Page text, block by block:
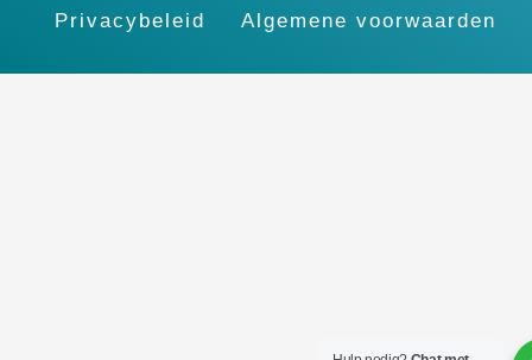
Privacybeleid
Algemene voorwaarden